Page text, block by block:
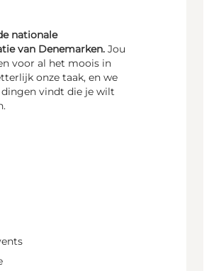
nationale
van Denemarken. Jou
voor al het moois in
onze taak, en we
vindt die je wilt